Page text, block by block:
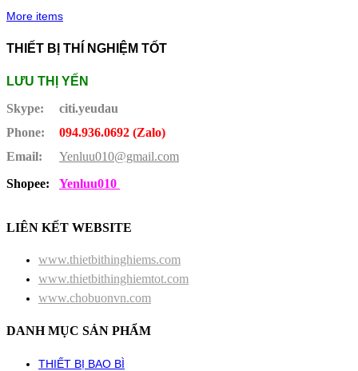
More items
THIẾT BỊ THÍ NGHIỆM TỐT
LƯU THỊ YẾN
Skype:
citi.yeudau
Phone:
094.936.0692 (Zalo)
Email:
Yenluu010@gmail.com
Shopee:
Yenluu010
LIÊN KẾT WEBSITE
www.thietbithinghiems.com
www.thietbithinghiemtot.com
www.chobuonvn.com
DANH MỤC SẢN PHẨM
THIẾT BỊ BAO BÌ